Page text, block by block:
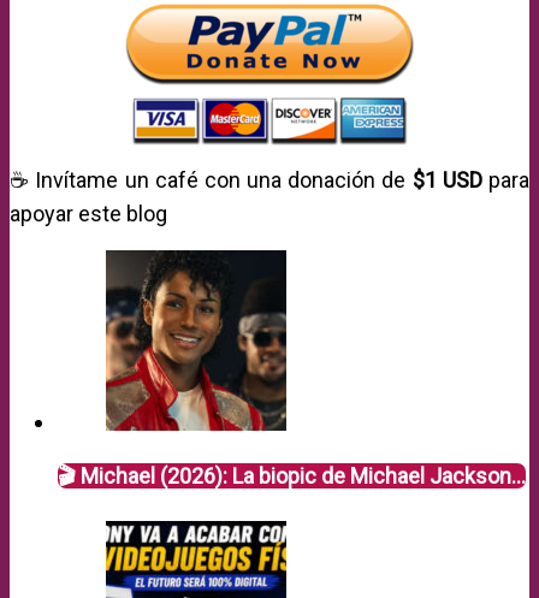
☕ Invítame un café con una donación de $1 USDpara
apoyar este blog
🎬 Michael (2026): La biopic de Michael Jackson…